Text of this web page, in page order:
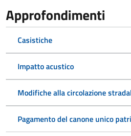
Approfondimenti
Casistiche
Impatto acustico
Modifiche alla circolazione
Pagamento del canone unico